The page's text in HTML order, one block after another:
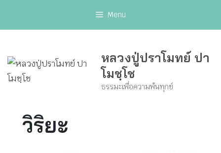
Menu
หลวงปู่ปราโมทย์ ปา
โมชฺโช
ธรรมะเพื่อความพ้นทุกข์
วิริยะ